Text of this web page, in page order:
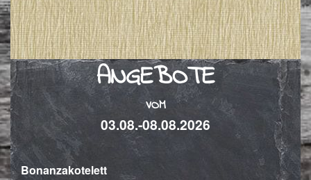
ANGEBOTE
VOM
03.08.-08.08.2026
Bonanzakotelett